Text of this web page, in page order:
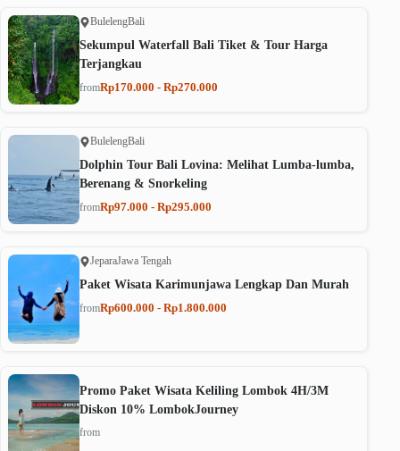
BulelengBali
Sekumpul Waterfall Bali Tiket & Tour Harga
Terjangkau
fromRp170.000 - Rp270.000
BulelengBali
Dolphin Tour Bali Lovina: Melihat Lumba-lumba,
Berenang & Snorkeling
fromRp97.000 - Rp295.000
JeparaJawa Tengah
Paket Wisata Karimunjawa Lengkap Dan Murah
fromRp600.000 - Rp1.800.000
Promo Paket Wisata Keliling Lombok 4H/3M
Diskon 10% LombokJourney
from